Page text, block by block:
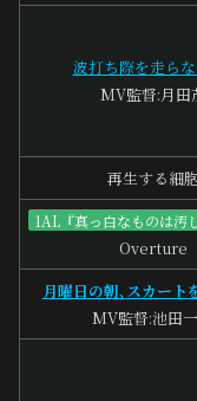
波打ち際を走ら
MV監督:月田
再生する細
1AL『真っ白なものは汚
Overture
月曜日の朝､スカート
MV監督:池田